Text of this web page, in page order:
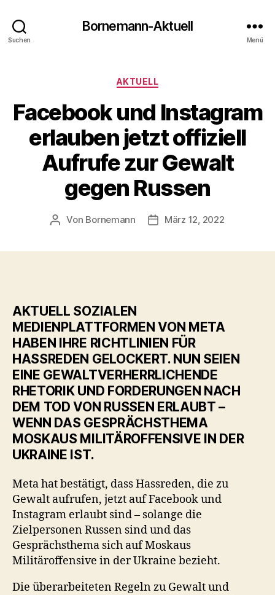
Suchen
Bornemann-Aktuell
Menü
Kategorien
AKTUELL
Facebook und Instagram
erlauben jetzt offiziell
Aufrufe zur Gewalt
gegen Russen
Beitragsautor
Von Bornemann Veröffentlichungsdatum
März 12, 2022
AKTUELL SOZIALEN
MEDIENPLATTFORMEN VON META
HABEN IHRE RICHTLINIEN FÜR
HASSREDEN GELOCKERT. NUN SEIEN
EINE GEWALTVERHERRLICHENDE
RHETORIK UND FORDERUNGEN NACH
DEM TOD VON RUSSEN ERLAUBT –
WENN DAS GESPRÄCHSTHEMA
MOSKAUS MILITÄROFFENSIVE IN DER
UKRAINE IST.
Meta hat bestätigt, dass Hassreden, die zu
Gewalt aufrufen, jetzt auf Facebook und
Instagram erlaubt sind – solange die
Zielpersonen Russen sind und das
Gesprächsthema sich auf Moskaus
Militäroffensive in der Ukraine bezieht.
Die überarbeiteten Regeln zu Gewalt und